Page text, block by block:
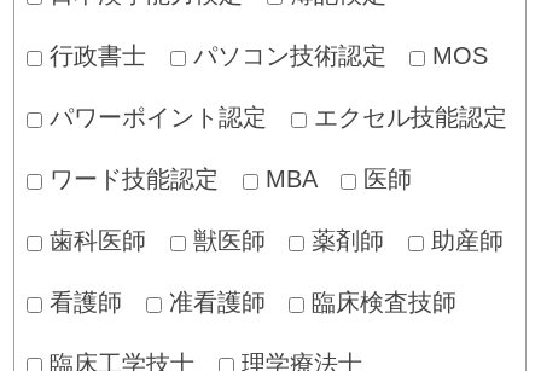
行政書士 パソコン技術認定 MOS
パワーポイント認定 エクセル技能認定
ワード技能認定 MBA 医師
歯科医師 獣医師 薬剤師 助産師
看護師 准看護師 臨床検査技師
臨床工学技士 理学療法士